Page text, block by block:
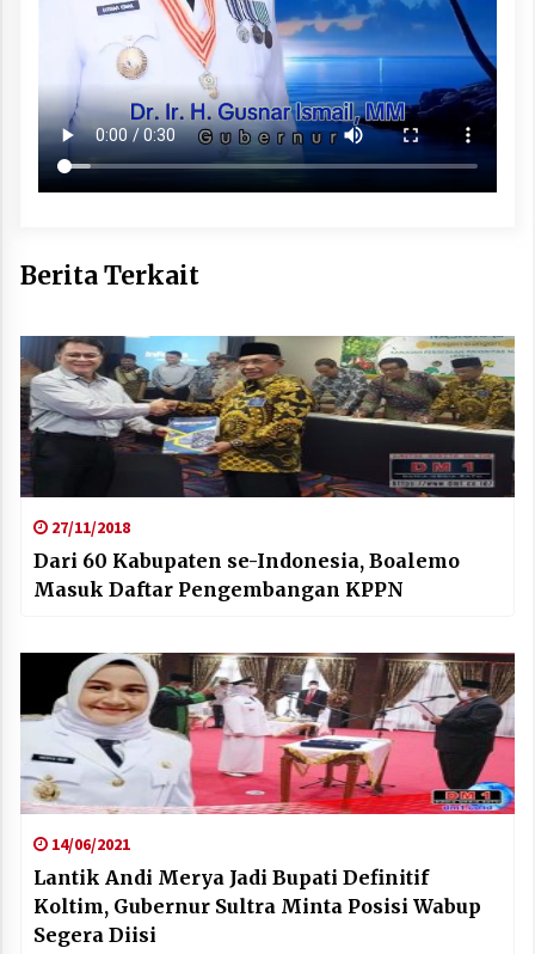
Berita Terkait
27/11/2018
Dari 60 Kabupaten se-Indonesia, Boalemo
Masuk Daftar Pengembangan KPPN
14/06/2021
Lantik Andi Merya Jadi Bupati Definitif
Koltim, Gubernur Sultra Minta Posisi Wabup
Segera Diisi